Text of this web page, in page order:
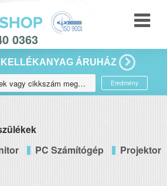
0363
KELLÉKANYAG ÁRUHÁZ
Eredmény
PC Számítógép
Projektor